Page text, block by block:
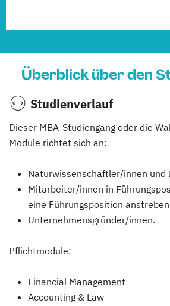
Überblick über den
Studienverlauf
Dieser MBA-Studiengang oder die
Module richtet sich an:
Naturwissenschaftler/innen und
Mitarbeiter/innen in
eine Führungsposition
Unternehmensgründer/innen.
Pflichtmodule:
Financial Management
Accounting & Law